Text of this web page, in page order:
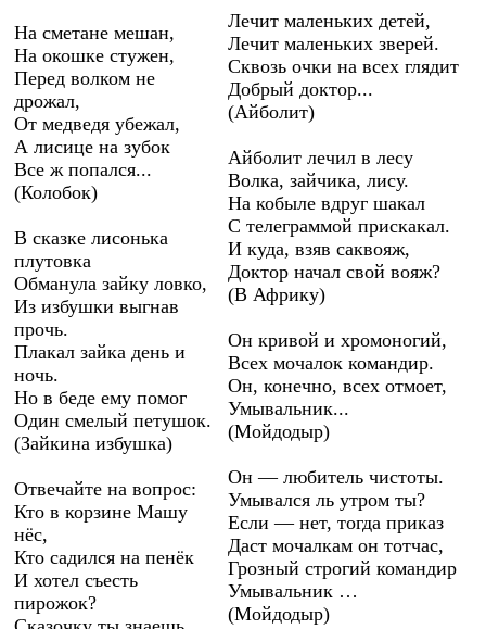
На сметане мешан,
На окошке стужен,
Перед волком не
дрожал,
От медведя убежал,
А лисице на зубок
Все ж попался...
(Колобок)
В сказке лисонька
плутовка
Обманула зайку ловко,
Из избушки выгнав
прочь.
Плакал зайка день и
ночь.
Но в беде ему помог
Один смелый петушок.
(Зайкина избушка)
Отвечайте на вопрос:
Кто в корзине Машу
нёс,
Кто садился на пенёк
И хотел съесть
пирожок?
Лечит маленьких детей,
Лечит маленьких зверей.
Сквозь очки на всех глядит
Добрый доктор...
(Айболит)
Айболит лечил в лесу
Волка, зайчика, лису.
На кобыле вдруг шакал
С телеграммой прискакал.
И куда, взяв саквояж,
Доктор начал свой вояж?
(В Африку)
Он кривой и хромоногий,
Всех мочалок командир.
Он, конечно, всех отмоет,
Умывальник...
(Мойдодыр)
Он — любитель чистоты.
Умывался ль утром ты?
Если — нет, тогда приказ
Даст мочалкам он тотчас,
Грозный строгий командир
Умывальник …
(Мойдодыр)